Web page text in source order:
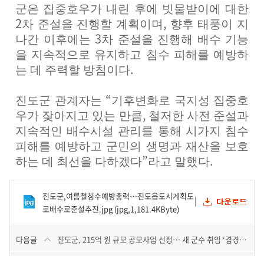
군은 집중호우가 내린 후에 빗물받이에 대한
2차 준설을 진행할 계획이며 , 향후 태풍이 지
나간 이후에는 3차 준설을 진행해 배수 기능
을 지속적으로 유지하고 침수 피해를 예방하
는 데 주력할 방침이다.
진도군 관계자는 “기후변화로 국지성 집중호
우가 잦아지고 있는 만큼, 철저한 사전 준설과
지속적인 배수시설 관리를 통해 시가지 침수
피해를 예방하고 군민의 생명과 재산을 보호
하는 데 최선을 다하겠다”라고 말했다.
진도군,여름철침수예방총력…진도읍도시계획도
로배수로준설추진.jpg (jpg,1,181.4KByte)
다음글 진도군, 215억 원 규모 공모사업 선정… 새 군수 취임 ‘겹경사’